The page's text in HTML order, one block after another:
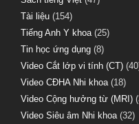
Tài liệu (154)
Tiếng Anh Y khoa(25)
Tin học ứng dụng (8)
Video Cắt lớp vi tính (CT)
Video CĐHA Nhi khoa(18)
Video Cộng hưởng từ (MRI)
Video Siêu âm Nhi khoa(32)